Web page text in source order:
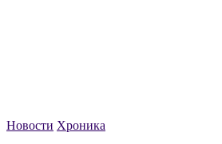
Новости Хроника